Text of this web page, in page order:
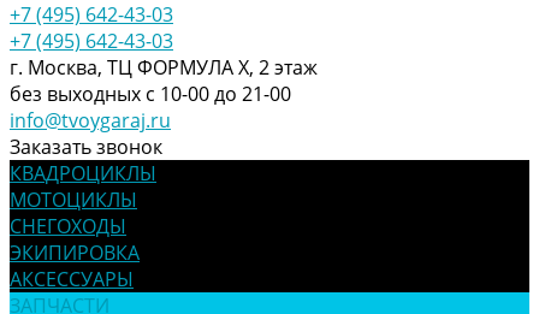
+7 (495) 642-43-03
+7 (495) 642-43-03
г. Москва, ТЦ ФОРМУЛА Х, 2 этаж
без выходных с 10-00 до 21-00
info@tvoygaraj.ru
Заказать звонок
КВАДРОЦИКЛЫ
МОТОЦИКЛЫ
СНЕГОХОДЫ
ЭКИПИРОВКА
АКСЕССУАРЫ
ЗАПЧАСТИ